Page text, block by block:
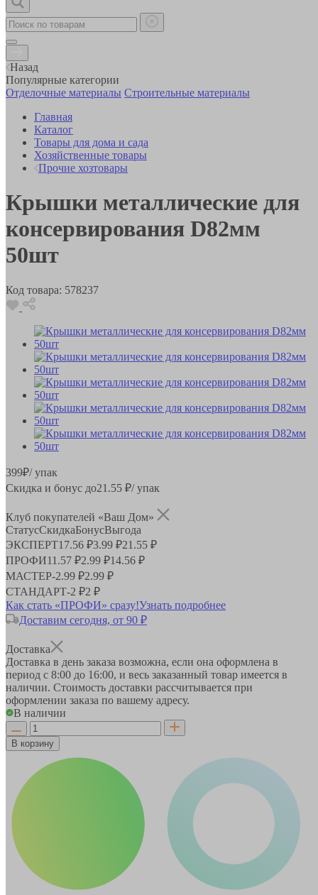
Назад
Популярные категории
Отделочные материалы Строительные материалы
Главная
Каталог
Товары для дома и сада
Хозяйственные товары
Прочие хозтовары
Крышки металлические для
консервирования D82мм
50шт
Код товара: 578237
399₽/ упак
Скидка и бонус до21.55 ₽/ упак
Клуб покупателей «Ваш Дом»
СтатусСкидкаБонусВыгода
ЭКСПЕРТ17.56 ₽3.99 ₽21.55 ₽
ПРОФИ11.57 ₽2.99 ₽14.56 ₽
МАСТЕР-2.99 ₽2.99 ₽
СТАНДАРТ-2 ₽2 ₽
Как стать «ПРОФИ» сразу!Узнать подробнее
Доставим сегодня, от 90 ₽
Доставка
Доставка в день заказа возможна, если она оформлена в
период с 8:00 до 16:00, и весь заказанный товар имеется в
наличии. Стоимость доставки рассчитывается при
оформлении заказа по вашему адресу.
В наличии
В корзину